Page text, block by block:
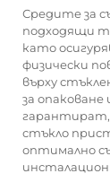
Средите за
подходящи
като
физически
върху
за
стъкло
оптимално